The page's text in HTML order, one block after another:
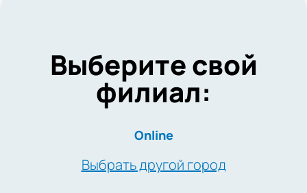
Выберите свой
филиал:
Online
Выбрать другой город